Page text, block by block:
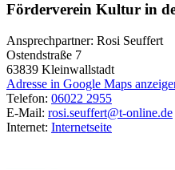
Förderverein Kultur in
Ansprechpartner: Rosi Seuffert
Ostendstraße 7
63839 Kleinwallstadt
Adresse in Google Maps
Telefon: 06022 2955
E-Mail: rosi.seuffert@t-online.de
Internet: Internetseite